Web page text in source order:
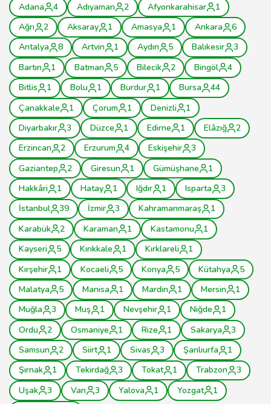
Adana 4 Adıyaman 2 Afyonkarahisar
1
Ağrı
2 Aksaray 1 Amasya 1 Ankara
6
Antalya
8 Artvin 1 Aydın 5 Balıkesir
3
Bartın
1 Batman 5 Bilecik 2 Bingöl
4
Bitlis
1 Bolu 1 Burdur 1 Bursa
44
Çanakkale
1 Çorum 1 Denizli
1
Diyarbakır
3 Düzce 1 Edirne 1 Elâzığ
2
Erzincan
2 Erzurum 4 Eskişehir
3
Gaziantep
2 Giresun 1 Gümüşhane
1
Hakkâri
1 Hatay 1 Iğdır 1 Isparta
3
İstanbul
39 İzmir 3 Kahramanmaraş
1
Karabük
2 Karaman 1 Kastamonu
1
Kayseri
5 Kırıkkale 1 Kırklareli
1
Kırşehir
1 Kocaeli 5 Konya 5 Kütahya
5
Malatya
5 Manisa 1 Mardin 1 Mersin
1
Muğla
3 Muş 1 Nevşehir 1 Niğde
1
Ordu
2 Osmaniye 1 Rize 1 Sakarya
3
Samsun
2 Siirt 1 Sivas 3 Şanlıurfa
1
Şırnak
1 Tekirdağ 3 Tokat 1 Trabzon
3
Uşak
3 Van 3 Yalova 1 Yozgat
1